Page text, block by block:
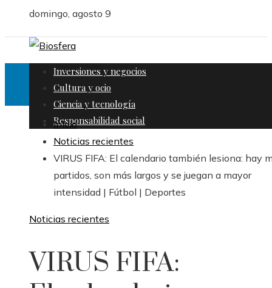
domingo, agosto 9
Inversiones y negocios
Cultura y ocio
Ciencia y tecnología
Responsabilidad social
Inicio
Noticias recientes
VIRUS FIFA: El calendario también lesiona: hay
partidos, son más largos y se juegan a mayor
intensidad | Fútbol | Deportes
Noticias recientes
VIRUS FIFA: